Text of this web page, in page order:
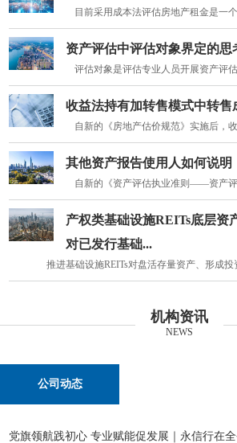
目前采用成本法评估房地产租金是一
资产评估中评估对象界定的思
评估对象是评估专业人员开展资产评
收益法持有加转售模式中转售
自新的《房地产估价规范》实施后，
其他资产报告使用人如何说明
自新的《资产评估执业准则——资产
产权类基础设施REITs底层
对已发行基础...
推进基础设施REITs对盘活存量资产、形成
机构资讯
NEWS
公司动态
党旗领航践初心 专业赋能促发展｜永信行在